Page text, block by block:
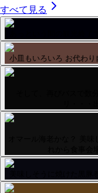
すべて見る
小皿もいろいろ お代わり